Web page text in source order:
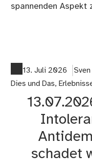
spannenden Aspekt
13. Juli 2026
Sven
Dies und Das,
schadet